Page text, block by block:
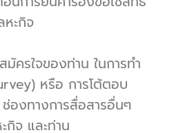
หะกิจ
ใจของท่าน ในการทำ
หรือ การโต้ตอบ
องทางการสื่อสารอื่นๆ
กิจ และท่าน